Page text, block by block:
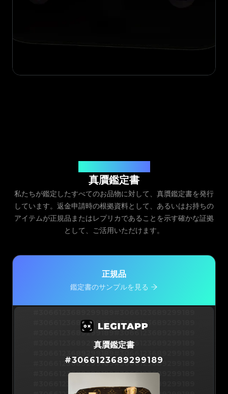
真贋鑑定書
私たちが鑑定したすべてのお品物に対して、真贋鑑定書を発行
しています。返金申請時の根拠資料として、あるいはお持ちの
アイテムが正規品またはレプリカであることを示す確かな証拠
として、ご活用いただけます。
正規品
鑑定書のサンプルを見る
#3066123689299189#3066123689299189
#3066123689299189#3066123689299189
#3066123689299189#3066123689299189
#3066123689299189#3066123689299189
#3066123689299189#3066123689299189
真贋鑑定書
#3066123689299189